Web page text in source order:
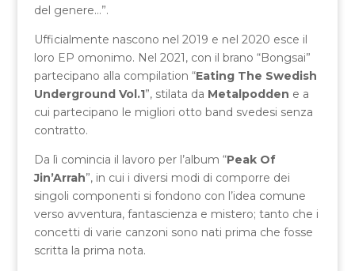
del genere…”.
Ufficialmente nascono nel 2019 e nel 2020 esce il
loro EP omonimo. Nel 2021, con il brano “Bongsai”
partecipano alla compilation “Eating The Swedish
Underground Vol.1”, stilata da Metalpodden e a
cui partecipano le migliori otto band svedesi senza
contratto.
Da lì comincia il lavoro per l’album “Peak Of
Jin’Arrah”, in cui i diversi modi di comporre dei
singoli componenti si fondono con l’idea comune
verso avventura, fantascienza e mistero; tanto che i
concetti di varie canzoni sono nati prima che fosse
scritta la prima nota.